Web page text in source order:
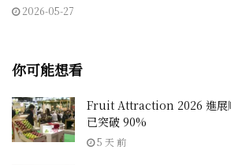
2026-05-27
你可能想看
Fruit Attraction 2026 進展
已突破 90%
5 天 前